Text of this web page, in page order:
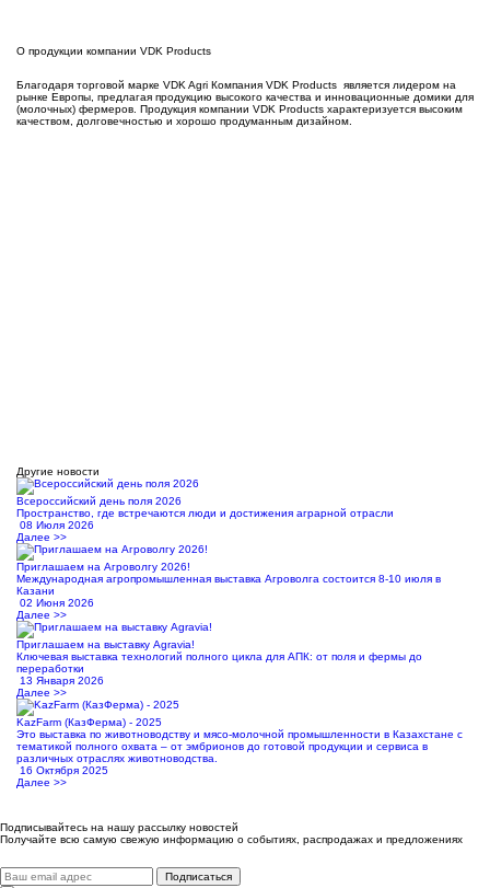
О продукции компании VDK Products
Благодаря торговой марке VDK Agri Компания VDK Products является лидером на
рынке Европы, предлагая продукцию высокого качества и инновационные домики для
(молочных) фермеров. Продукция компании VDK Products характеризуется высоким
качеством, долговечностью и хорошо продуманным дизайном.
Другие новости
Всероссийский день поля 2026
Пространство, где встречаются люди и достижения аграрной отрасли
08 Июля 2026
Далее >>
Приглашаем на Агроволгу 2026!
Международная агропромышленная выставка Агроволга состоится 8-10 июля в
Казани
02 Июня 2026
Далее >>
Приглашаем на выставку Agravia!
Ключевая выставка технологий полного цикла для АПК: от поля и фермы до
переработки
13 Января 2026
Далее >>
KazFarm (КазФерма) - 2025
Это выставка по животноводству и мясо-молочной промышленности в Казахстане с
тематикой полного охвата – от эмбрионов до готовой продукции и сервиса в
различных отраслях животноводства.
16 Октября 2025
Далее >>
Подписывайтесь на нашу рассылку новостей
Получайте всю самую свежую информацию о событиях, распродажах и предложениях
Подписаться